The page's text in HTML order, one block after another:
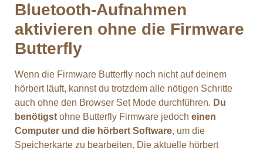
Bluetooth-Aufnahmen
aktivieren ohne die Firmware
Butterfly
Wenn die Firmware Butterfly noch nicht auf deinem
hörbert läuft, kannst du trotzdem alle nötigen Schritte
auch ohne den Browser Set Mode durchführen. Du
benötigst ohne Butterfly Firmware jedoch einen
Computer und die hörbert Software, um die
Speicherkarte zu bearbeiten. Die aktuelle hörbert